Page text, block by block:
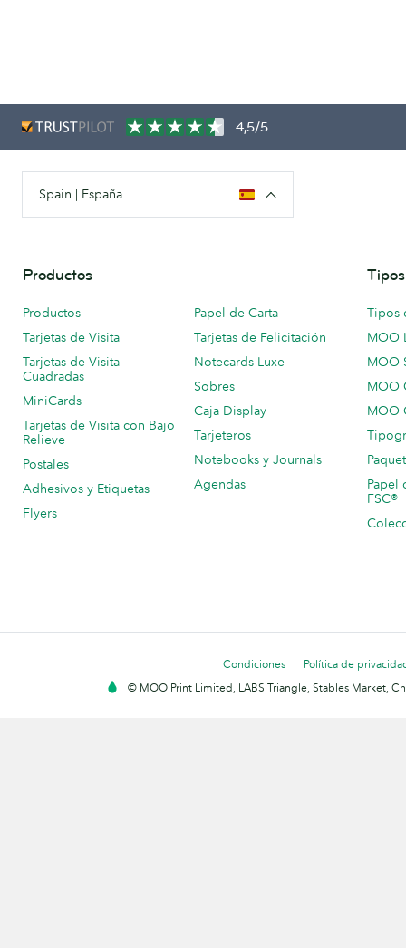
4,5/5
Spain | España
Productos
Productos
Tarjetas de Visita
Tarjetas de Visita
Cuadradas
MiniCards
Tarjetas de Visita con Bajo
Relieve
Postales
Adhesivos y Etiquetas
Flyers
Papel de Carta
Tarjetas de Felicitación
Notecards Luxe
Sobres
Caja Display
Tarjeteros
Notebooks y Journals
Agendas
Tipos
MOO
MOO
MOO
MOO
Papel
FSC®
Condiciones
Política de
© MOO Print Limited, LABS Triangle, Stables Market,